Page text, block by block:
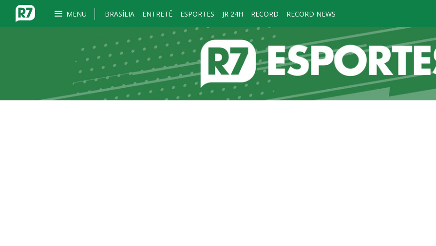
MENU BRASÍLIA ENTRETÊ ESPORTES JR 24H RECORD RECORD NEWS